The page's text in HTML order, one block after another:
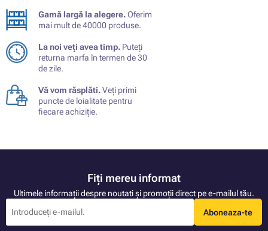
Gamă largă la alegere.Oferim
mai mult de 40000 produse.
La noi veți avea timp. Puteți
returna marfa în termen de 30
de zile.
Vă vom răsplăti.Veți primi
puncte de loialitate pentru
fiecare achiziție.
Fiți mereu informat
Ultimele informații despre noutati și promoții direct pe e-mailul tău.
Aboneaza-te